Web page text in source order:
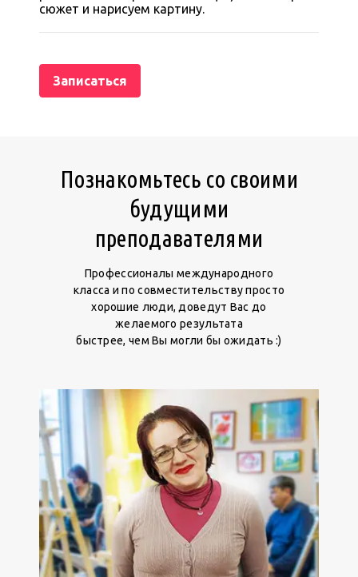
сюжет и нарисуем картину.
Записаться
Познакомьтесь со своими
будущими
преподавателями
Профессионалы международного
класса и по совместительству просто
хорошие люди, доведут Вас до
желаемого результата
быстрее, чем Вы могли бы ожидать :)